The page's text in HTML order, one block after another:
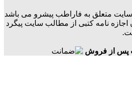
متعلق به فاراطب پیشرو می باشد
اجازه نامه کتبی از مطالب سایت پیگرد